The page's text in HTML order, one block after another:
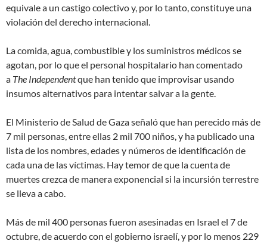
equivale a un castigo colectivo y, por lo tanto, constituye una
violación del derecho internacional.
La comida, agua, combustible y los suministros médicos se
agotan, por lo que el personal hospitalario han comentado
a The Independentque han tenido que improvisar usando
insumos alternativos para intentar salvar a la gente.
El Ministerio de Salud de Gaza señaló que han perecido más de
7 mil personas, entre ellas 2 mil 700 niños, y ha publicado una
lista de los nombres, edades y números de identificación de
cada una de las víctimas. Hay temor de que la cuenta de
muertes crezca de manera exponencial si la incursión terrestre
se lleva a cabo.
Más de mil 400 personas fueron asesinadas en Israel el 7 de
octubre, de acuerdo con el gobierno israelí, y por lo menos 229